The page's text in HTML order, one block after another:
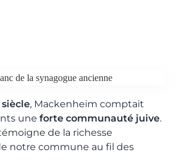
siècle, Mackenheim comptait
une forte communauté juive.
de la richesse
notre commune au fil des